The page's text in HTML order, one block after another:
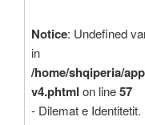
Notice: Undefined
in
/home/shqiperia/
v4.phtml on line57
- Dilemat e Identitetit.